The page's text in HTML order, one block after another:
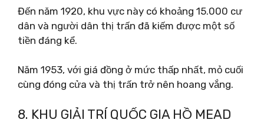
Đến năm 1920, khu vực này có khoảng 15.000 cư
dân và người dân thị trấn đã kiếm được một số
tiền đáng kể.
Năm 1953, với giá đồng ở mức thấp nhất, mỏ cuối
cùng đóng cửa và thị trấn trở nên hoang vắng.
8. KHU GIẢI TRÍ QUỐC GIA HỒ MEAD